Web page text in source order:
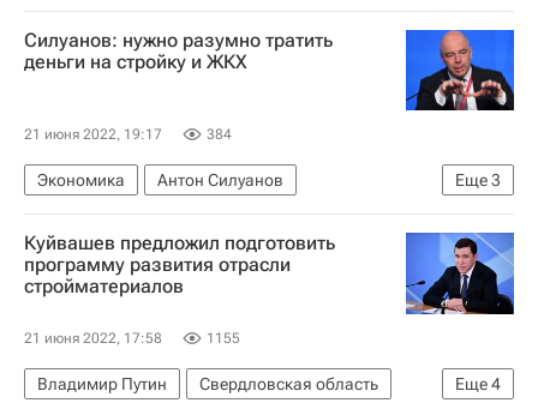
Силуанов: нужно разумно тратить
деньги на стройку и ЖКХ
21 июня 2022, 19:17 384
Еще3
Экономика
Антон Силуанов
Министерство финансов РФ (Минфин России)
Строительство
ЖКХ
Куйвашев предложил подготовить
программу развития отрасли
стройматериалов
21 июня 2022, 17:58 1155
Еще4
Владимир Путин
Свердловская область